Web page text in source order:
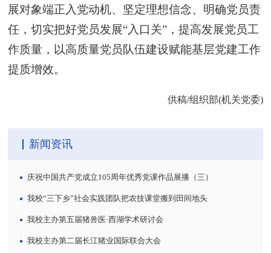
展对象端正入党动机、坚定理想信念、明确党员责
任，切实把好党员发展“入口关”，提高发展党员工
作质量，以高质量党员队伍建设赋能基层党建工作
提质增效。
供稿/组织部(机关党委)
新闻资讯
庆祝中国共产党成立105周年优秀党课作品展播（三）
我校“三下乡”社会实践团队把农技课堂搬到田间地头
我校主办第五届猪兽医·西湖学术研讨会
我校主办第二届长江猪业国际联合大会